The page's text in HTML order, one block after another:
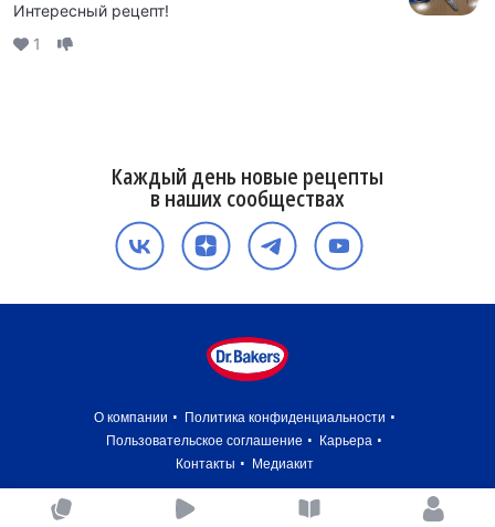
Интересный рецепт!
1
Каждый день новые рецепты
в наших сообществах
О компании
Политика конфиденциальности
Пользовательское соглашение
Карьера
Контакты
Медиакит